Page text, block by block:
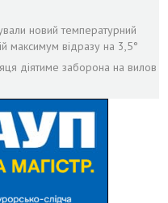
новий температурний
максимум відразу на 3,5°
діятиме заборона на вилов